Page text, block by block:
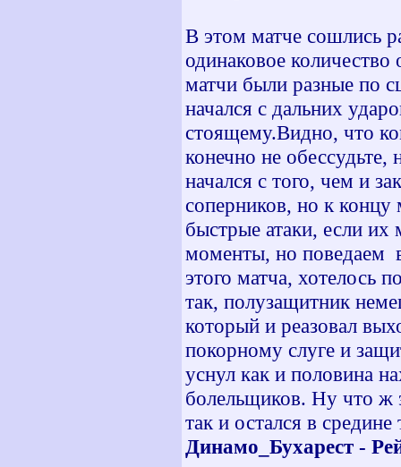
В этом матче сошлись
одинаковое
матчи были разные по
начался с дальних
стоящему.Видно, что
конечно не
начался с того, чем и
соперников, но к концу
быстрые атаки, если
моменты, но поведаем
этого матча, хотелось
так, полузащитник
который и реазовал
покорному слуге и
уснул как и половина
болельщиков. Ну что ж
так и остался в средине
Динамо_Бухарест -